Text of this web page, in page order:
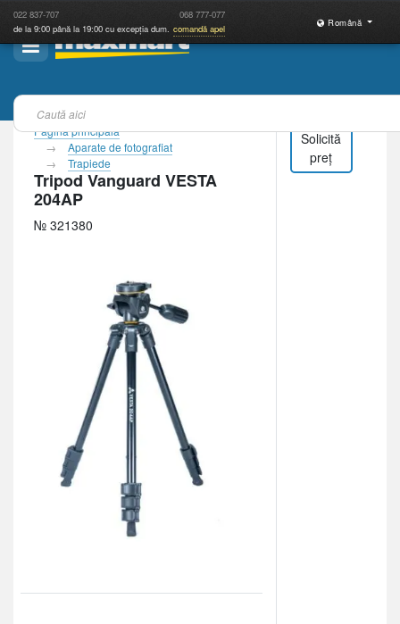
022 837-707 068 777-077
de la 9:00 până la 19:00 cu excepția dum. comandă apel
Română
Pagina principală
Aparate de fotografiat
Trapiede
Tripod Vanguard VESTA
204AP
№ 321380
Solicită
preț